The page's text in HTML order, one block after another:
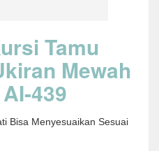
Tamu
Mewah
439
Bisa Menyesuaikan Sesuai